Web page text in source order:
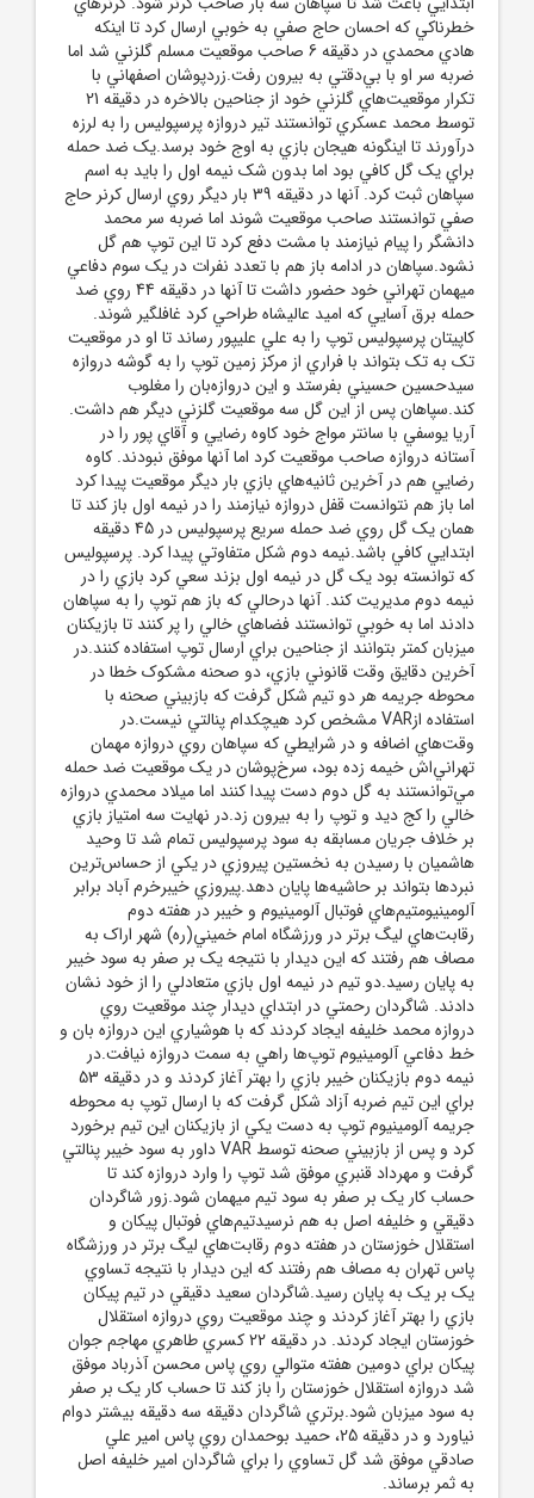
خطرناکي که احسان حاج صفي به خوبي ارسال کرد تا اينکه
هادي محمدي در دقيقه 6 صاحب موقعيت مسلم گلزني شد اما
ضربه سر او با بي‌دقتي به بيرون رفت.زردپوشان اصفهاني با
تکرار موقعيت‌هاي گلزني خود از جناحين بالاخره در دقيقه 21
توسط محمد عسکري توانستند تير دروازه پرسپوليس را به لرزه
درآورند تا اينگونه هيجان بازي به اوج خود برسد.يک ضد حمله
براي يک گل کافي بود اما بدون شک نيمه اول را بايد به اسم
سپاهان ثبت کرد. آنها در دقيقه 39 بار ديگر روي ارسال کرنر حاج
صفي توانستند صاحب موقعيت شوند اما ضربه سر محمد
دانشگر را پيام نيازمند با مشت دفع کرد تا اين توپ هم گل
نشود.سپاهان در ادامه باز هم با تعدد نفرات در يک سوم دفاعي
ميهمان تهراني خود حضور داشت تا آنها در دقيقه 44 روي ضد
حمله برق آسايي که اميد عاليشاه طراحي کرد غافلگير شوند.
کاپيتان پرسپوليس توپ را به علي عليپور رساند تا او در موقعيت
تک به تک بتواند با فراري از مرکز زمين توپ را به گوشه دروازه
سيدحسين حسيني بفرستد و اين دروازه‌بان را مغلوب
کند.سپاهان پس از اين گل سه موقعيت گلزني ديگر هم داشت.
آريا يوسفي با سانتر مواج خود کاوه رضايي و آقاي پور را در
آستانه دروازه صاحب موقعيت کرد اما آنها موفق نبودند. کاوه
رضايي هم در آخرين ثانيه‌هاي بازي بار ديگر موقعيت پيدا کرد
اما باز هم نتوانست قفل دروازه نيازمند را در نيمه اول باز کند تا
همان يک گل روي ضد حمله سريع پرسپوليس در 45 دقيقه
ابتدايي کافي باشد.نيمه دوم شکل متفاوتي پيدا کرد. پرسپوليس
که توانسته بود يک گل در نيمه اول بزند سعي کرد بازي را در
نيمه دوم مديريت کند. آنها درحالي که باز هم توپ را به سپاهان
دادند اما به خوبي توانستند فضاهاي خالي را پر کنند تا بازيکنان
ميزبان کمتر بتوانند از جناحين براي ارسال توپ استفاده کنند.در
آخرين دقايق وقت قانوني بازي، دو صحنه مشکوک خطا در
محوطه جريمه هر دو تيم شکل گرفت که بازبيني صحنه با
استفاده ازVAR مشخص کرد هيچکدام پنالتي نيست.در
وقت‌هاي اضافه و در شرايطي که سپاهان روي دروازه مهمان
تهراني‌اش خيمه زده بود، سرخ‌پوشان در يک موقعيت ضد حمله
مي‌توانستند به گل دوم دست پيدا کنند اما ميلاد محمدي دروازه
خالي را کج ديد و توپ را به بيرون زد.در نهايت سه امتياز بازي
بر خلاف جريان مسابقه به سود پرسپوليس تمام شد تا وحيد
هاشميان با رسيدن به نخستين پيروزي در يکي از حساس‌ترين
نبردها بتواند بر حاشيه‌ها پايان دهد.پيروزي خيبرخرم آباد برابر
آلومينيومتيم‌هاي فوتبال آلومينيوم و خيبر در هفته دوم
رقابت‌هاي ليگ برتر در ورزشگاه امام خميني(ره) شهر اراک به
مصاف هم رفتند که اين ديدار با نتيجه يک بر صفر به سود خيبر
به پايان رسيد.دو تيم در نيمه اول بازي متعادلي را از خود نشان
دادند. شاگردان رحمتي در ابتداي ديدار چند موقعيت روي
دروازه محمد خليفه ايجاد کردند که با هوشياري اين دروازه بان و
خط دفاعي آلومينيوم توپ‌ها راهي به سمت دروازه نيافت.در
نيمه دوم بازيکنان خيبر بازي را بهتر آغاز کردند و در دقيقه 53
براي اين تيم ضربه آزاد شکل گرفت که با ارسال توپ به محوطه
جريمه آلومينيوم توپ به دست يکي از بازيکنان اين تيم برخورد
کرد و پس از بازبيني صحنه توسط VAR داور به سود خيبر پنالتي
گرفت و مهرداد قنبري موفق شد توپ را وارد دروازه کند تا
حساب کار يک بر صفر به سود تيم ميهمان شود.زور شاگردان
دقيقي و خليفه اصل به هم نرسيدتيم‌هاي فوتبال پيکان و
استقلال خوزستان در هفته دوم رقابت‌هاي ليگ برتر در ورزشگاه
پاس تهران به مصاف هم رفتند که اين ديدار با نتيجه تساوي
يک بر يک به پايان رسيد.شاگردان سعيد دقيقي در تيم پيکان
بازي را بهتر آغاز کردند و چند موقعيت روي دروازه استقلال
خوزستان ايجاد کردند. در دقيقه 22 کسري طاهري مهاجم جوان
پيکان براي دومين هفته متوالي روي پاس محسن آذرباد موفق
شد دروازه استقلال خوزستان را باز کند تا حساب کار يک بر صفر
به سود ميزبان شود.برتري شاگردان دقيقه سه دقيقه بيشتر دوام
نياورد و در دقيقه 25، حميد بوحمدان روي پاس امير علي
صادقي موفق شد گل تساوي را براي شاگردان امير خليفه اصل
به ثمر برساند.